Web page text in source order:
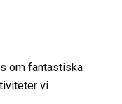
om fantastiska
vi